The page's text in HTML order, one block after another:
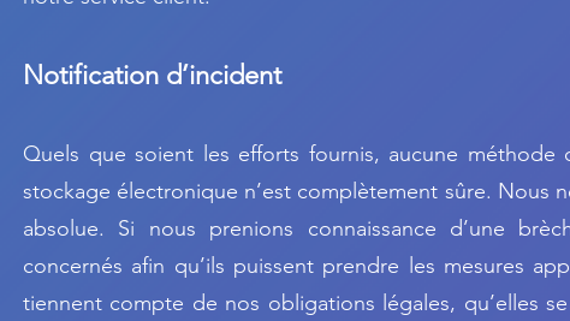
Notification d’incident
Quels que soient les efforts fournis, aucune
stockage électronique n’est complètement sûre. Nous
absolue. Si nous prenions connaissance d’une
concernés afin qu’ils puissent prendre les mesures
tiennent compte de nos obligations légales, qu’elles